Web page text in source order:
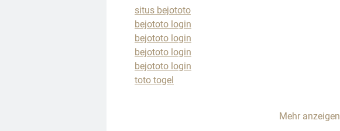
situs bejototo
bejototo login
bejototo login
bejototo login
bejototo login
toto togel
Mehr anzeigen